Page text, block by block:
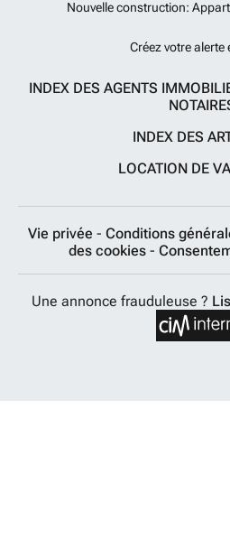
Nouvelle construction:
Créez votre alerte
INDEX DES AGENTS
INDEX DES
LOCATION DE
Vie privée - Conditions
des cookies -
Une annonce frauduleuse ?